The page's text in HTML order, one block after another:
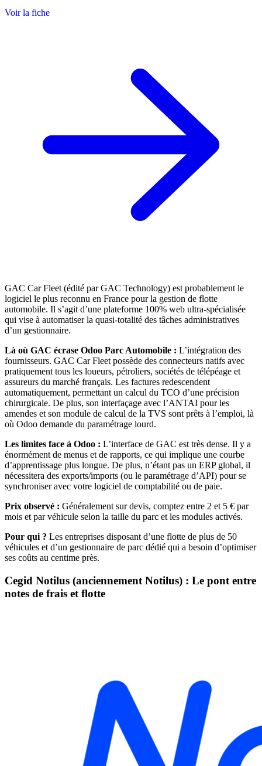
Voir la fiche
GAC Car Fleet (édité par GAC Technology) est probablement le
logiciel le plus reconnu en France pour la gestion de flotte
automobile. Il s’agit d’une plateforme 100% web ultra-spécialisée
qui vise à automatiser la quasi-totalité des tâches administratives
d’un gestionnaire.
Là où GAC écrase Odoo Parc Automobile : L’intégration des
fournisseurs. GAC Car Fleet possède des connecteurs natifs avec
pratiquement tous les loueurs, pétroliers, sociétés de télépéage et
assureurs du marché français. Les factures redescendent
automatiquement, permettant un calcul du TCO d’une précision
chirurgicale. De plus, son interfaçage avec l’ANTAI pour les
amendes et son module de calcul de la TVS sont prêts à l’emploi, là
où Odoo demande du paramétrage lourd.
Les limites face à Odoo : L’interface de GAC est très dense. Il y a
énormément de menus et de rapports, ce qui implique une courbe
d’apprentissage plus longue. De plus, n’étant pas un ERP global, il
nécessitera des exports/imports (ou le paramétrage d’API) pour se
synchroniser avec votre logiciel de comptabilité ou de paie.
Prix observé : Généralement sur devis, comptez entre 2 et 5 € par
mois et par véhicule selon la taille du parc et les modules activés.
Pour qui ? Les entreprises disposant d’une flotte de plus de 50
véhicules et d’un gestionnaire de parc dédié qui a besoin d’optimiser
ses coûts au centime près.
Cegid Notilus (anciennement Notilus) : Le pont entre
notes de frais et flotte